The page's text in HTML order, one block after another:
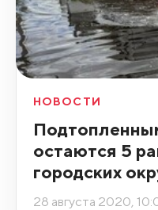
НОВОСТИ
остаются 5
городских
28 августа 2020,